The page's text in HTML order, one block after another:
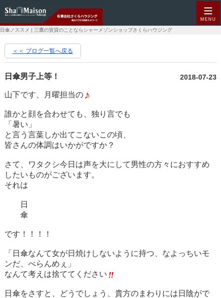
MENU
日傘ノススメ | 三鷹の賃貸のことならシャーメゾンショップさくらハウジング
＜＜ ブログ一覧へ戻る
日傘男子上等！ 2018-07-23
山下です、月曜担当の
誰かと顔を合わせても、独り言でも
「暑い」
と言う言葉しか出てこないこの頃、
皆さんの体調はいかがですか？
さて、ワタクシ今日は声を大にして男性の方々におすすめ
したいものがございます。
それは
日
傘
です！！！！
「日傘なんて女が日焼けしないように持つ、なよっちいモ
ンだ、べらんめぇ」
なんて考えは捨ててください
日傘をさすと、どうでしょう、貴方のまわりには日陰がで